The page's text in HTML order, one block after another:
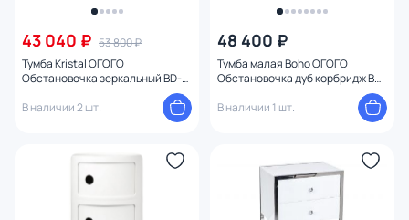
43 040 ₽ 53 800 ₽
Тумба Kristal ОГОГО
Обстановочка зеркальный BD-
В наличии 2 шт.
48 400 ₽
Тумба малая Boho ОГОГО
Обстановочка дуб корбридж BD-
В наличии 1 шт.